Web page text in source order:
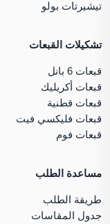
تيشيرتات بولو
تشكيلات القبعات
قبعات 6 بانل
قبعات أكريليك
قبعات قطنية
قبعات فليكسي فيت
قبعات فوم
مساعدة الطلب
طريقة الطلب
جدول المقاسات